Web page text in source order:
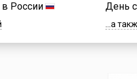
России День
...а